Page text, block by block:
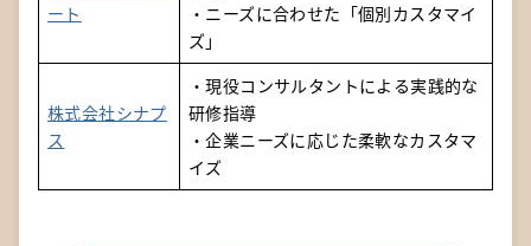
ート
・ニーズに合わせた「個別カスタマイ
ズ」
株式会社シナプ
ス
・現役コンサルタントによる実践的な
研修指導
・企業ニーズに応じた柔軟なカスタマ
イズ